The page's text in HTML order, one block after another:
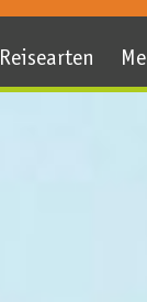
Reisearten